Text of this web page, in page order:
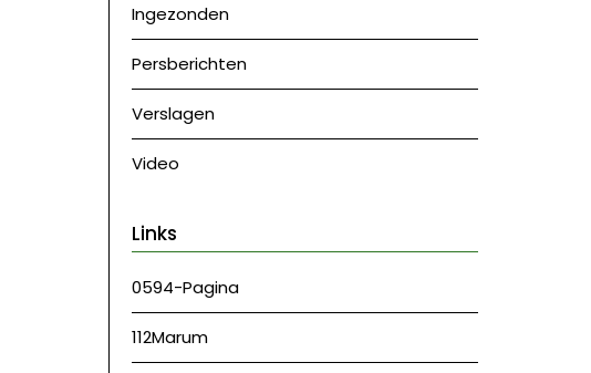
Ingezonden
Persberichten
Verslagen
Video
Links
0594-Pagina
112Marum